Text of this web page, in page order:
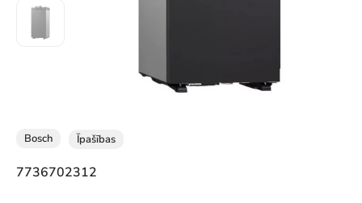
Bosch Īpašības
7736702312